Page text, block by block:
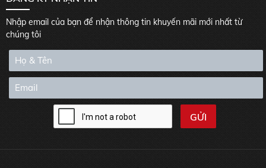
Nhập email của bạn để nhận thông tin khuyến mãi mới nhất từ
chúng tôi